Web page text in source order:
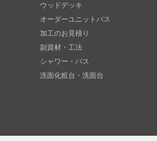
ウッドデッキ
オーダーユニットバス
加工のお見積り
副資材・工法
シャワー・バス
洗面化粧台・洗面台